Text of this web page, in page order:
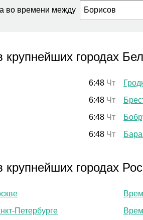
во времени между
крупнейших городах
6:48 Чт
6:48 Чт
6:48 Чт
6:48 Чт
крупнейших городах
Петербурге